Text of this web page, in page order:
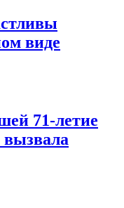
виде
71-летие
вызвала